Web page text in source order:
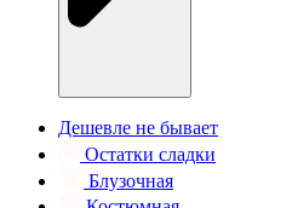
Дешевле не бывает
Остатки сладки
Блузочная